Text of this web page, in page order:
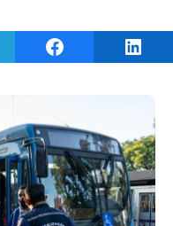
on TelegramShare on Facebook